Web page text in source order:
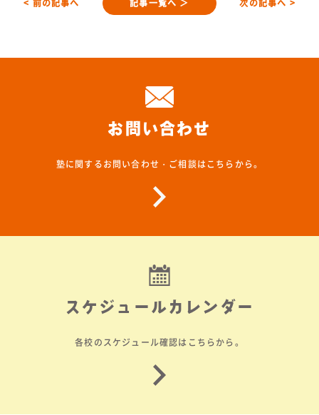
< 前の記事へ 記事一覧へ ＞ 次の記事へ >
お問い合わせ
塾に関するお問い合わせ・ご相談はこちらから。
スケジュールカレンダー
各校のスケジュール確認はこちらから。